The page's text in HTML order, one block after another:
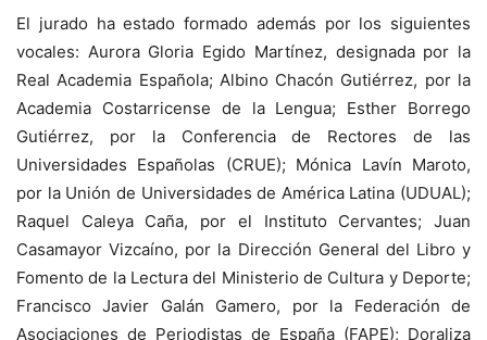
El jurado ha estado formado además por los siguientes
vocales: Aurora Gloria Egido Martínez, designada por la
Real Academia Española; Albino Chacón Gutiérrez, por la
Academia Costarricense de la Lengua; Esther Borrego
Gutiérrez, por la Conferencia de Rectores de las
Universidades Españolas (CRUE); Mónica Lavín Maroto,
por la Unión de Universidades de América Latina (UDUAL);
Raquel Caleya Caña, por el Instituto Cervantes; Juan
Casamayor Vizcaíno, por la Dirección General del Libro y
Fomento de la Lectura del Ministerio de Cultura y Deporte;
Francisco Javier Galán Gamero, por la Federación de
Asociaciones de Periodistas de España (FAPE); Doraliza